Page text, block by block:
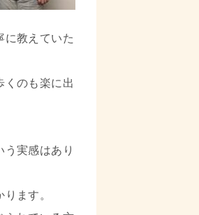
に教えていた
くのも楽に出
実感はあり
ます。